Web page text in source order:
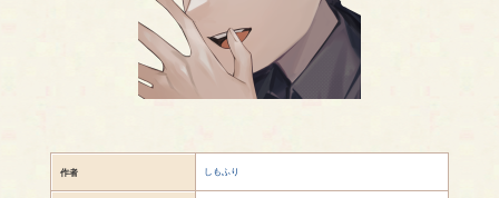
作者 しもふり